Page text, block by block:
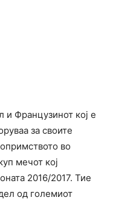
и Французинот кој е
за своите
во
мечот кој
2016/2017. Тие
од големиот